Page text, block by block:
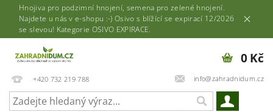
Hnojiva pro podzimní hnojení, semena pro zelené hnojení.
Najdete u nás v e-shopu :-) Osivo s blížící se expirací 12/2026
se slevou! Kategorie OSIVO EXPIRACE.
+420 732 219 788 info@zahradnidum.cz
0 Kč